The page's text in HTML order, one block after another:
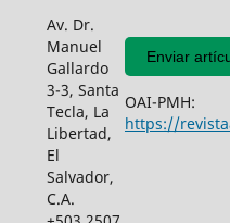
Av. Dr.
Manuel
Gallardo
3-3, Santa
Tecla, La
Libertad,
El
Salvador,
C.A.
Enviar
OAI-PMH:
https://